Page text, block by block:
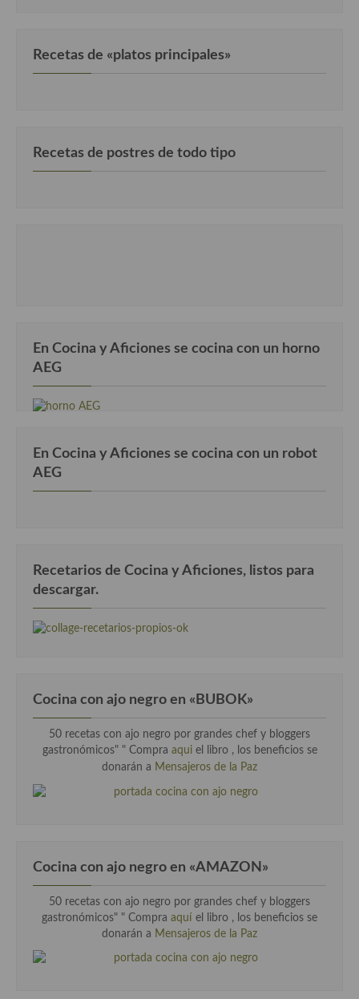
Recetas de «platos principales»
Recetas de postres de todo tipo
En Cocina y Aficiones se cocina con un horno
AEG
En Cocina y Aficiones se cocina con un robot
AEG
Recetarios de Cocina y Aficiones, listos para
descargar.
Cocina con ajo negro en «BUBOK»
50 recetas con ajo negro por grandes chef y bloggers
gastronómicos" " Compra aqui el libro , los beneficios se
donarán a Mensajeros de la Paz
Cocina con ajo negro en «AMAZON»
50 recetas con ajo negro por grandes chef y bloggers
gastronómicos" " Compra aquí el libro , los beneficios se
donarán a Mensajeros de la Paz